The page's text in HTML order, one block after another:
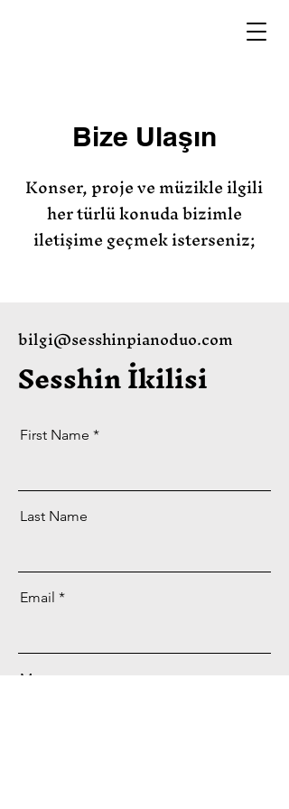
Bize Ulaşın
Konser, proje ve müzikle ilgili
her türlü konuda bizimle
iletişime geçmek isterseniz;
bilgi@sesshinpianoduo.com
Sesshin İkilisi
First Name
Last Name
Email
Message